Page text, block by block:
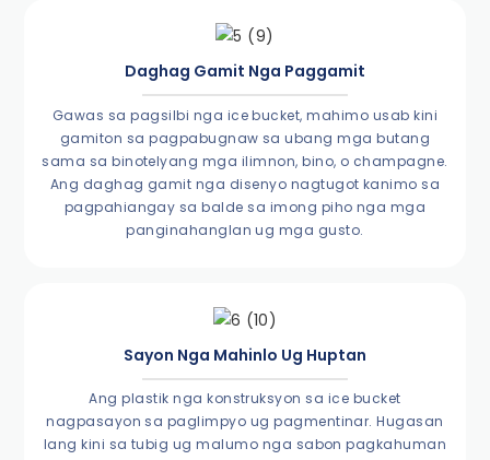
Daghag Gamit Nga Paggamit
Gawas sa pagsilbi nga ice bucket, mahimo usab kini
gamiton sa pagpabugnaw sa ubang mga butang
sama sa binotelyang mga ilimnon, bino, o champagne.
Ang daghag gamit nga disenyo nagtugot kanimo sa
pagpahiangay sa balde sa imong piho nga mga
panginahanglan ug mga gusto.
Sayon Nga Mahinlo Ug Huptan
Ang plastik nga konstruksyon sa ice bucket
nagpasayon ​​sa paglimpyo ug pagmentinar. Hugasan
lang kini sa tubig ug malumo nga sabon pagkahuman